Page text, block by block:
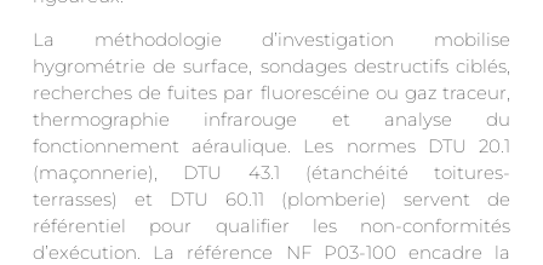
La méthodologie d’investigation mobilise
hygrométrie de surface, sondages destructifs ciblés,
recherches de fuites par fluorescéine ou gaz traceur,
thermographie infrarouge et analyse du
fonctionnement aéraulique. Les normes DTU 20.1
(maçonnerie), DTU 43.1 (étanchéité toitures-
terrasses) et DTU 60.11 (plomberie) servent de
référentiel pour qualifier les non-conformités
d’exécution. La référence NF P03-100 encadre la